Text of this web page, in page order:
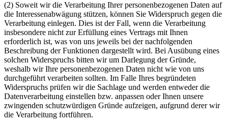
(2) Soweit wir die Verarbeitung Ihrer personenbezogenen Daten auf
die Interessenabwägung stützen, können Sie Widerspruch gegen die
Verarbeitung einlegen. Dies ist der Fall, wenn die Verarbeitung
insbesondere nicht zur Erfüllung eines Vertrags mit Ihnen
erforderlich ist, was von uns jeweils bei der nachfolgenden
Beschreibung der Funktionen dargestellt wird. Bei Ausübung eines
solchen Widerspruchs bitten wir um Darlegung der Gründe,
weshalb wir Ihre personenbezogenen Daten nicht wie von uns
durchgeführt verarbeiten sollten. Im Falle Ihres begründeten
Widerspruchs prüfen wir die Sachlage und werden entweder die
Datenverarbeitung einstellen bzw. anpassen oder Ihnen unsere
zwingenden schutzwürdigen Gründe aufzeigen, aufgrund derer wir
die Verarbeitung fortführen.